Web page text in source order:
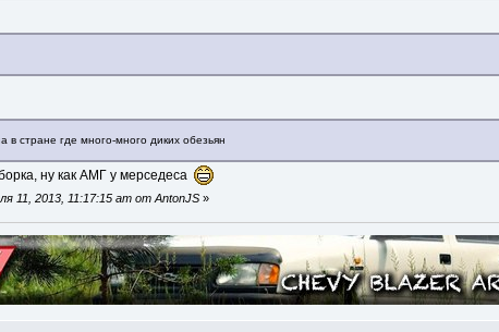
в стране где много-много диких обезьян
ну как АМГ у мерседеса
11, 2013, 11:17:15 am от AntonJS »